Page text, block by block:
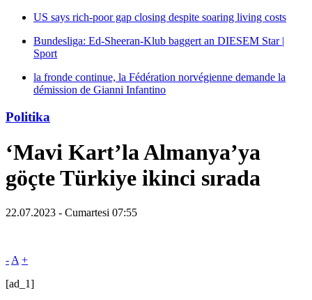
US says rich-poor gap closing despite soaring living costs
Bundesliga: Ed-Sheeran-Klub baggert an DIESEM Star |
Sport
la fronde continue, la Fédération norvégienne demande la
démission de Gianni Infantino
Politika
‘Mavi Kart’la Almanya’ya
göçte Türkiye ikinci sırada
22.07.2023 - Cumartesi 07:55
- A +
[ad_1]